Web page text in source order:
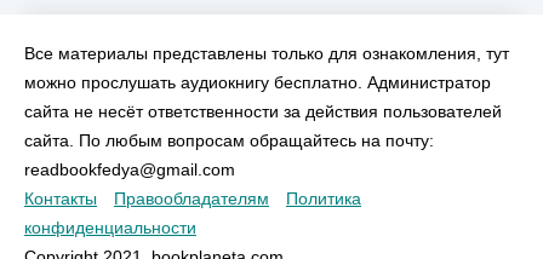
Все материалы представлены только для ознакомления, тут
можно прослушать аудиокнигу бесплатно. Администратор
сайта не несёт ответственности за действия пользователей
сайта. По любым вопросам обращайтесь на почту:
readbookfedya@gmail.com
Контакты
Правообладателям
Политика
конфиденциальности